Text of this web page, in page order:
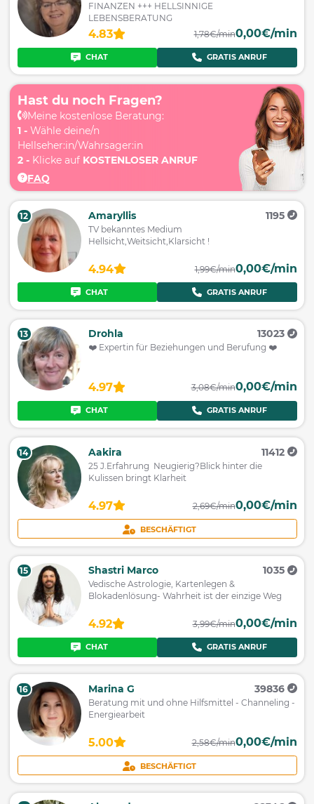
Hast du noch Fragen?
Meine kostenlose Beratung:
1 -Wähle deine/n
Hellseher:in/Wahrsager:in
2 -Klicke auf KOSTENLOSER ANRUF
FAQ
FINANZEN +++ HELLSINNIGE
LEBENSBERATUNG
4.83 1,78€/min0,00€/min
CHAT GRATIS ANRUF
12 Amaryllis 1195
TV bekanntes Medium
Hellsicht,Weitsicht,Klarsicht !
4.94 1,99€/min0,00€/min
CHAT GRATIS ANRUF
13 Drohla 13023
❤️ Expertin für Beziehungen und Berufung ❤️
4.97 3,08€/min0,00€/min
CHAT GRATIS ANRUF
14 Aakira 11412
25 J.Erfahrung Neugierig?Blick hinter die
Kulissen bringt Klarheit
4.97 2,69€/min0,00€/min
BESCHÄFTIGT
15 Shastri Marco 1035
Vedische Astrologie, Kartenlegen &
Blokadenlösung- Wahrheit ist der einzige Weg
4.92 3,99€/min0,00€/min
CHAT GRATIS ANRUF
16 Marina G 39836
Beratung mit und ohne Hilfsmittel - Channeling -
Energiearbeit
5.00 2,58€/min0,00€/min
BESCHÄFTIGT